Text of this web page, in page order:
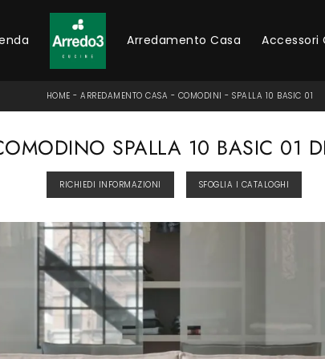
Arredamento Casa Accessori
HOME -ARREDAMENTO CASA - COMODINI -SPALLA 10 BASIC 01
SPALLA 10 BASIC 01
RICHIEDI INFORMAZIONI SFOGLIA I CATALOGHI